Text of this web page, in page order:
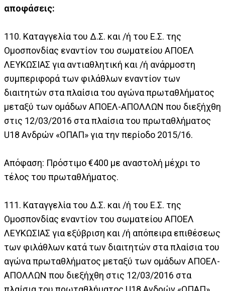
αποφάσεις:
110. Καταγγελία του Δ.Σ. και /ή του Ε.Σ. της
Ομοσπονδίας εναντίον του σωματείου ΑΠΟΕΛ
ΛΕΥΚΩΣΙΑΣ για αντιαθλητική και /ή ανάρμοστη
συμπεριφορά των φιλάθλων εναντίον των
διαιτητών στα πλαίσια του αγώνα πρωταθλήματος
μεταξύ των ομάδων ΑΠΟΕΛ-ΑΠΟΛΛΩΝ που διεξήχθη
στις 12/03/2016 στα πλαίσια του πρωταθλήματος
U18 Ανδρών «ΟΠΑΠ» για την περίοδο 2015/16.
Απόφαση: Πρόστιμο €400 με αναστολή μέχρι το
τέλος του πρωταθλήματος.
111. Καταγγελία του Δ.Σ. και /ή του Ε.Σ. της
Ομοσπονδίας εναντίον του σωματείου ΑΠΟΕΛ
ΛΕΥΚΩΣΙΑΣ για εξύβριση και /ή απόπειρα επιθέσεως
των φιλάθλων κατά των διαιτητών στα πλαίσια του
αγώνα πρωταθλήματος μεταξύ των ομάδων ΑΠΟΕΛ-
ΑΠΟΛΛΩΝ που διεξήχθη στις 12/03/2016 στα